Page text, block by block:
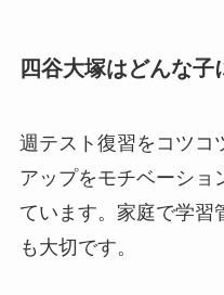
四谷大塚はどんな子
週テスト復習をコツコ
アップをモチベーショ
ています。家庭で学習
も大切です。